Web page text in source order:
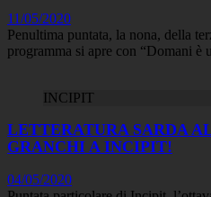
11/05/2020
Penultima puntata, la nona, della
programma si apre con “Domani è
INCIPIT
LETTERATURA SARDA
GRANCHI A INCIPIT!
04/05/2020